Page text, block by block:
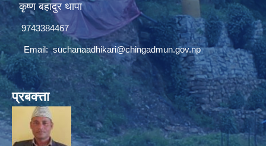
कृष्ण बहादुर थापा
9743384467
Email:suchanaadhikari@chingadmun.gov.np
प्रबक्त्ता